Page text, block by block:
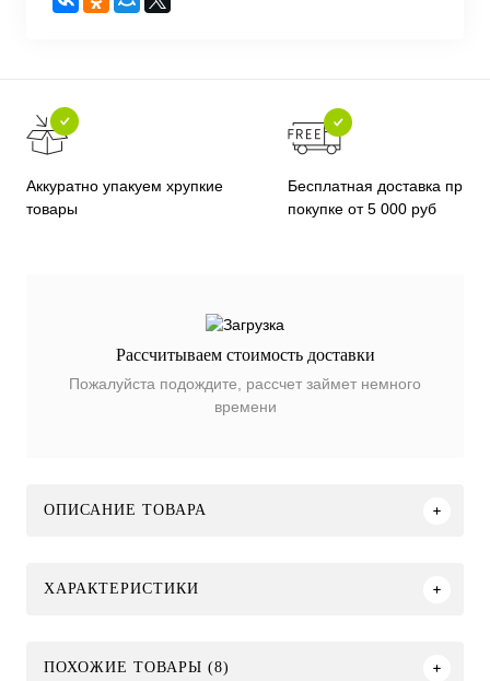
Аккуратно упакуем хрупкие
товары
Бесплатная доставка при
покупке от 5 000 руб
Рассчитываем стоимость доставки
Пожалуйста подождите, рассчет займет немного
времени
ОПИСАНИЕ ТОВАРА
ХАРАКТЕРИСТИКИ
ПОХОЖИЕ ТОВАРЫ (8)